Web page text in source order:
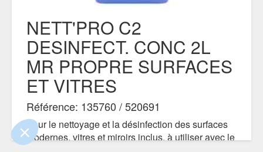
NETT'PRO C2
DESINFECT. CONC 2L
MR PROPRE SURFACES
ET VITRES
Référence: 135760 / 520691
Pour le nettoyage et la désinfection des surfaces
modernes, vitres et miroirs inclus, à utiliser avec le